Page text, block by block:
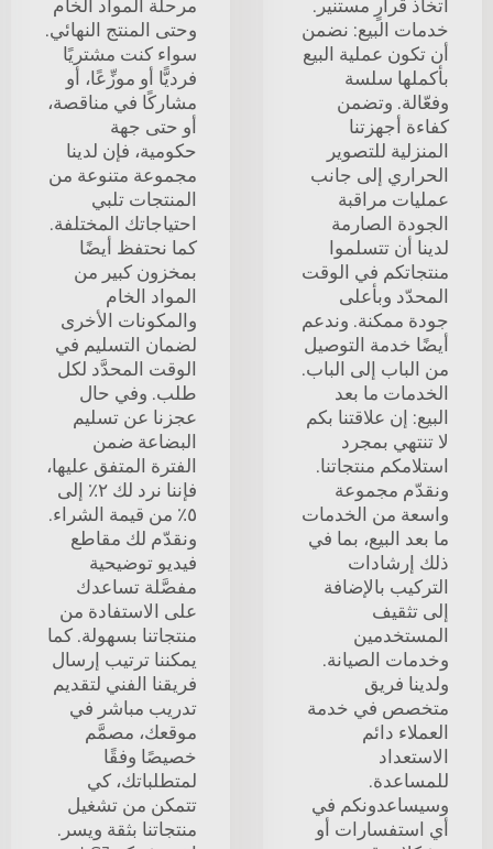
اتخاذ قرارٍ مستنير.
خدمات البيع: نضمن
أن تكون عملية البيع
بأكملها سلسة
وفعّالة. وتضمن
كفاءة أجهزتنا
المنزلية للتصوير
الحراري إلى جانب
عمليات مراقبة
الجودة الصارمة
لدينا أن تتسلموا
منتجاتكم في الوقت
المحدّد وبأعلى
جودة ممكنة. وندعم
أيضًا خدمة التوصيل
من الباب إلى الباب.
الخدمات ما بعد
البيع: إن علاقتنا بكم
لا تنتهي بمجرد
استلامكم منتجاتنا.
ونقدّم مجموعة
واسعة من الخدمات
ما بعد البيع، بما في
ذلك إرشادات
التركيب بالإضافة
إلى تثقيف
المستخدمين
وخدمات الصيانة.
ولدينا فريق
متخصص في خدمة
العملاء دائم
الاستعداد
للمساعدة.
وسيساعدونكم في
أي استفسارات أو
مرحلة المواد الخام
وحتى المنتج النهائي.
سواء كنت مشتريًا
فرديًّا أو موزِّعًا، أو
مشاركًا في مناقصة،
أو حتى جهة
حكومية، فإن لدينا
مجموعة متنوعة من
المنتجات تلبي
احتياجاتك المختلفة.
كما نحتفظ أيضًا
بمخزون كبير من
المواد الخام
والمكونات الأخرى
لضمان التسليم في
الوقت المحدَّد لكل
طلب. وفي حال
عجزنا عن تسليم
البضاعة ضمن
الفترة المتفق عليها،
فإننا نرد لك ٢٪ إلى
٥٪ من قيمة الشراء.
ونقدّم لك مقاطع
فيديو توضيحية
مفصَّلة تساعدك
على الاستفادة من
منتجاتنا بسهولة. كما
يمكننا ترتيب إرسال
فريقنا الفني لتقديم
تدريب مباشر في
موقعك، مصمَّم
خصيصًا وفقًا
لمتطلباتك، كي
تتمكن من تشغيل
منتجاتنا بثقة ويسر.